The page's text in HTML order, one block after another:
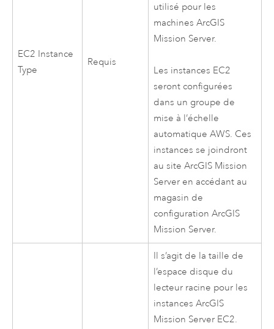
EC2 Instance
Type
Requis
utilisé pour les
machinesArcGIS
Mission Server.
Les instances EC2
seront configurées
dans un groupe de
mise à l’échelle
automatiqueAWS. Ces
instances se joindront
au siteArcGIS Mission
Server en accédant au
magasin de
configurationArcGIS
Mission Server.
Il s’agit de la taille de
l’espace disque du
lecteur racine pour les
instancesArcGIS
Mission Server EC2.